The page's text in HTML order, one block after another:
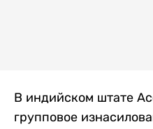
В индийском штате
групповое